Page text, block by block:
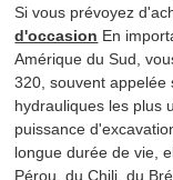
Si vous prévoyez
d'occasion En
Amérique du Sud,
320, souvent appelée
hydrauliques les plus
puissance
longue durée de vie,
Pérou, du Chili, du